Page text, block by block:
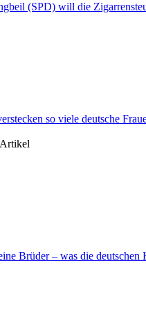
(SPD) will die
so viele deutsche
Brüder – was die